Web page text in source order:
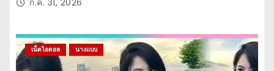
เน็ตไอดอล นางแบบ